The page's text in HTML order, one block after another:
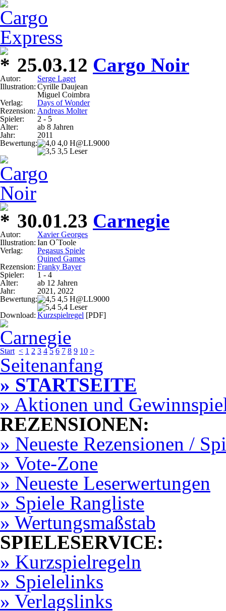
25.03.12 Cargo Noir
Autor:
Serge Laget
Illustration: Cyrille Daujean
Miguel Coimbra
Verlag:
Days of Wonder
Rezension: Andreas Molter
Spieler:
2 - 5
Alter:
ab 8 Jahren
Jahr:
2011
Bewertung:
4,0 H@LL9000
3,5 Leser
30.01.23 Carnegie
Autor:
Xavier Georges
Illustration: Ian O´Toole
Verlag:
Pegasus Spiele
Quined Games
Rezension: Franky Bayer
Spieler:
1 - 4
Alter:
ab 12 Jahren
Jahr:
2021, 2022
Bewertung:
4,5 H@LL9000
5,4 Leser
Download: Kurzspielregel [PDF]
Start < 1 2 3 4 5 6 7 8 9 10 >
Seitenanfang
» STARTSEITE
» Aktionen und
REZENSIONEN:
» Neueste Rezensionen /
» Vote-Zone
» Neueste Leserwertungen
» Spiele Rangliste
» Wertungsmaßstab
SPIELESERVICE:
» Kurzspielregeln
» Spielelinks
» Verlagslinks